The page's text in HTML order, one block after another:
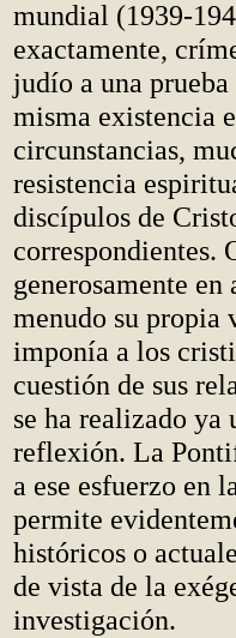
mundial (1939-
exactamente,
judío a una
misma existencia
circunstancias,
resistencia
discípulos de
correspondientes.
generosamente
menudo su propia
imponía a los
cuestión de sus
se ha realizado ya
reflexión. La
a ese esfuerzo en
permite
históricos o
de vista de la
investigación.